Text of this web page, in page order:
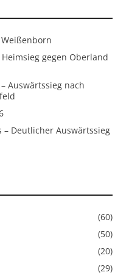
gegen Oberland
Auswärtssieg nach
– Deutlicher Auswärtssieg
(60)
(50)
(20)
(29)